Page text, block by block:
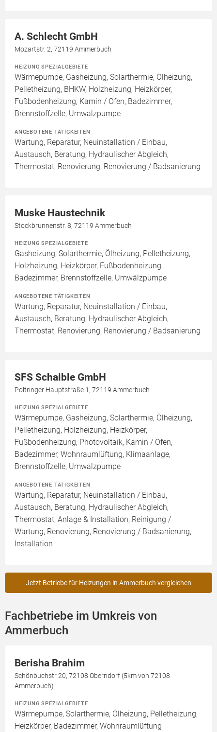
A. Schlecht GmbH
Mozartstr. 2, 72119 Ammerbuch
HEIZUNG SPEZIALGEBIETE
Wärmepumpe, Gasheizung, Solarthermie, Ölheizung,
Pelletheizung, BHKW, Holzheizung, Heizkörper,
Fußbodenheizung, Kamin / Ofen, Badezimmer,
Brennstoffzelle, Umwälzpumpe
ANGEBOTENE TÄTIGKEITEN
Wartung, Reparatur, Neuinstallation / Einbau,
Austausch, Beratung, Hydraulischer Abgleich,
Thermostat, Renovierung, Renovierung / Badsanierung
Muske Haustechnik
Stockbrunnenstr. 8, 72119 Ammerbuch
HEIZUNG SPEZIALGEBIETE
Gasheizung, Solarthermie, Ölheizung, Pelletheizung,
Holzheizung, Heizkörper, Fußbodenheizung,
Badezimmer, Brennstoffzelle, Umwälzpumpe
ANGEBOTENE TÄTIGKEITEN
Wartung, Reparatur, Neuinstallation / Einbau,
Austausch, Beratung, Hydraulischer Abgleich,
Thermostat, Renovierung, Renovierung / Badsanierung
SFS Schaible GmbH
Poltringer Hauptstraße 1, 72119 Ammerbuch
HEIZUNG SPEZIALGEBIETE
Wärmepumpe, Gasheizung, Solarthermie, Ölheizung,
Pelletheizung, Holzheizung, Heizkörper,
Fußbodenheizung, Photovoltaik, Kamin / Ofen,
Badezimmer, Wohnraumlüftung, Klimaanlage,
Brennstoffzelle, Umwälzpumpe
ANGEBOTENE TÄTIGKEITEN
Wartung, Reparatur, Neuinstallation / Einbau,
Austausch, Beratung, Hydraulischer Abgleich,
Thermostat, Anlage & Installation, Reinigung /
Wartung, Renovierung, Renovierung / Badsanierung,
Installation
Jetzt Betriebe für Heizungen in Ammerbuch vergleichen
Fachbetriebe im Umkreis von
Ammerbuch
Berisha Brahim
Schönbuchstr 20, 72108 Oberndorf (5km von 72108
Ammerbuch)
HEIZUNG SPEZIALGEBIETE
Wärmepumpe, Solarthermie, Ölheizung, Pelletheizung,
Heizkörper, Badezimmer, Wohnraumlüftung